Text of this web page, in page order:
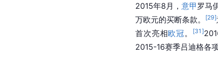
2015年8月，意甲 罗马
万欧元的买断条款。
[29]
首次亮相欧冠。 [31 ]
2015-16赛季吕迪格各